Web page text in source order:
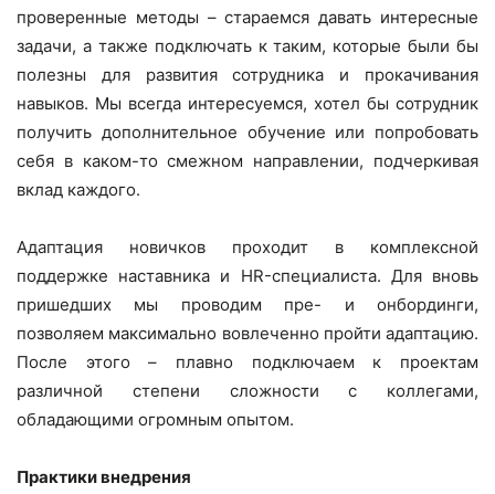
проверенные методы – стараемся давать интересные
задачи, а также подключать к таким, которые были бы
полезны для развития сотрудника и прокачивания
навыков. Мы всегда интересуемся, хотел бы сотрудник
получить дополнительное обучение или попробовать
себя в каком-то смежном направлении, подчеркивая
вклад каждого.
Адаптация новичков проходит в комплексной
поддержке наставника и HR-специалиста. Для вновь
пришедших мы проводим пре- и онбординги,
позволяем максимально вовлеченно пройти адаптацию.
После этого – плавно подключаем к проектам
различной степени сложности с коллегами,
обладающими огромным опытом.
Практики внедрения